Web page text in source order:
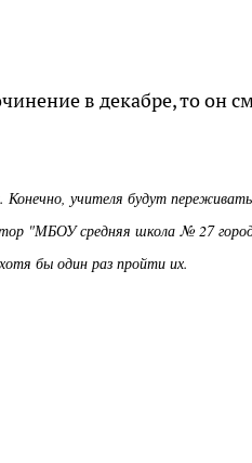
в декабре, то он
учителя будут
"МБОУ средняя школа № 27
бы один раз пройти их.